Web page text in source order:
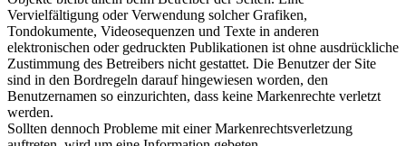
Vervielfältigung oder Verwendung solcher Grafiken,
Tondokumente, Videosequenzen und Texte in anderen
elektronischen oder gedruckten Publikationen ist ohne ausdrückliche
Zustimmung des Betreibers nicht gestattet. Die Benutzer der Site
sind in den Bordregeln darauf hingewiesen worden, den
Benutzernamen so einzurichten, dass keine Markenrechte verletzt
werden.
Sollten dennoch Probleme mit einer Markenrechtsverletzung